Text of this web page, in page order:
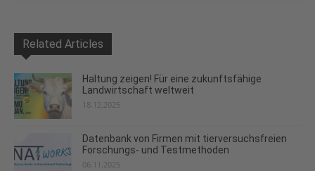
Related Articles
Haltung zeigen! Für eine zukunftsfähige
Landwirtschaft weltweit
18.12.2025
Datenbank von Firmen mit tierversuchsfreien
Forschungs- und Testmethoden
06.11.2025